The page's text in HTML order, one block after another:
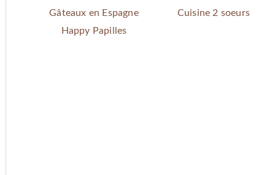
Gâteaux en Espagne
Cuisine 2 soeurs
Happy Papilles